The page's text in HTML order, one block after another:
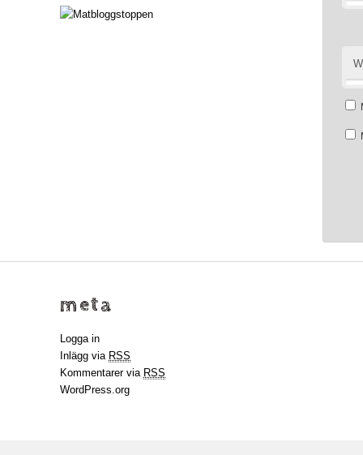
meta
Logga in
Inlägg via RSS
Kommentarer via RSS
WordPress.org